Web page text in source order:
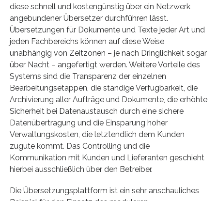
diese schnell und kostengünstig über ein Netzwerk
angebundener Übersetzer durchführen lässt.
Übersetzungen für Dokumente und Texte jeder Art und
jeden Fachbereichs können auf diese Weise
unabhängig von Zeitzonen – je nach Dringlichkeit sogar
über Nacht – angefertigt werden. Weitere Vorteile des
Systems sind die Transparenz der einzelnen
Bearbeitungsetappen, die ständige Verfügbarkeit, die
Archivierung aller Aufträge und Dokumente, die erhöhte
Sicherheit bei Datenaustausch durch eine sichere
Datenübertragung und die Einsparung hoher
Verwaltungskosten, die letztendlich dem Kunden
zugute kommt. Das Controlling und die
Kommunikation mit Kunden und Lieferanten geschieht
hierbei ausschließlich über den Betreiber.
Die Übersetzungsplattform ist ein sehr anschauliches